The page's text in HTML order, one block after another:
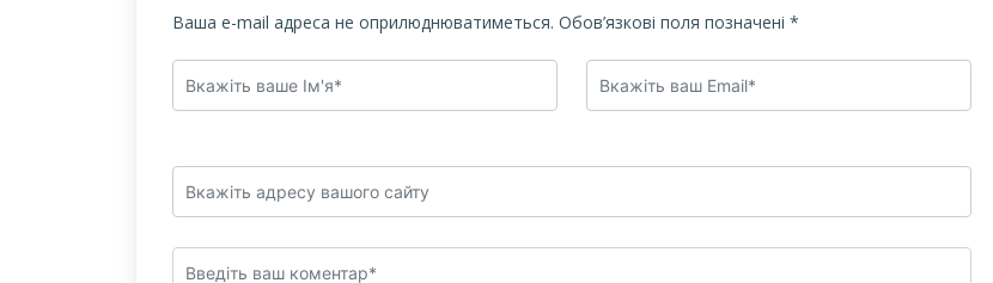
Ваша e-mail адреса не оприлюднюватиметься. Обов’язкові поля позначені *